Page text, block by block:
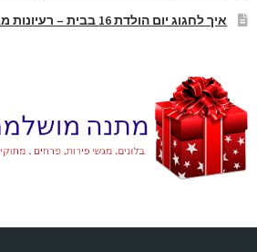
איך לחגוג יום הולדת 16 בבית – רעיונות מגניבים לבנים ולבנות